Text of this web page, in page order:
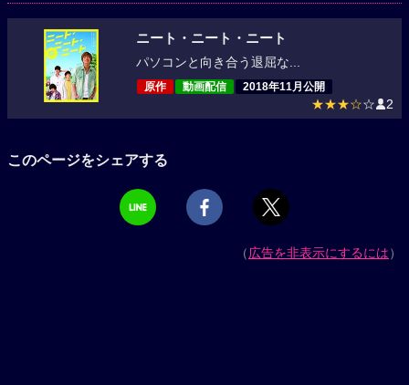
ニート・ニート・ニート
パソコンと向き合う退屈な...
原作 動画配信 2018年11月公開
★★★☆☆ 2
このページをシェアする
（広告を非表示にするには）